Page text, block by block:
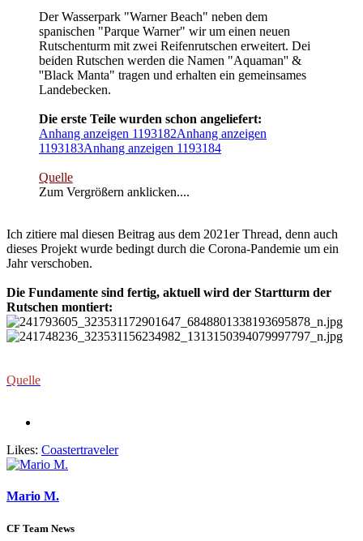
Der Wasserpark "Warner Beach" neben dem
spanischen "Parque Warner" wir um einen neuen
Rutschenturm mit zwei Reifenrutschen erweitert. Dei
beiden Rutschen werden die Namen "Aquaman'' &
''Black Manta" tragen und erhalten ein gemeinsames
Landebecken.
Die erste Teile wurden schon angeliefert:
Anhang anzeigen 1193182Anhang anzeigen
1193183Anhang anzeigen 1193184
Quelle
Zum Vergrößern anklicken....
Ich zitiere mal diesen Beitrag aus dem 2021er Thread, denn auch
dieses Projekt wurde bedingt durch die Corona-Pandemie um ein
Jahr verschoben.
Die Fundamente sind fertig, aktuell wird der Startturm der
Rutschen montiert:
Quelle
Likes: Coastertraveler
Mario M.
CF Team News